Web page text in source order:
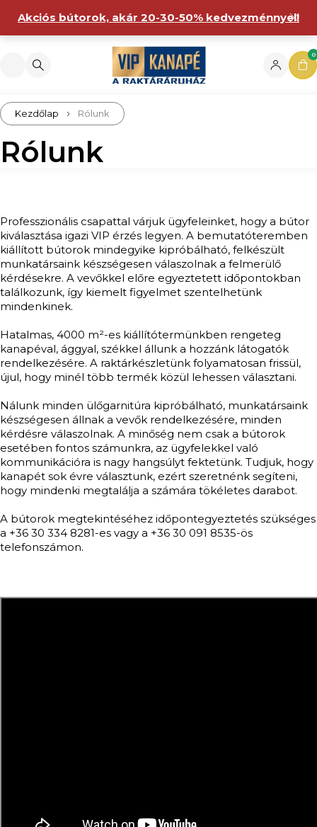
Akciós bútorok, akár 20-30-50% kedvezménnyel!
0
Kezdőlap Rólunk
Rólunk
Professzionális csapattal várjuk ügyfeleinket, hogy a bútor
kiválasztása igazi VIP érzés legyen. A bemutatóteremben
kiállított bútorok mindegyike kipróbálható, felkészült
munkatársaink készségesen válaszolnak a felmerülő
kérdésekre. A vevőkkel előre egyeztetett időpontokban
találkozunk, így kiemelt figyelmet szentelhetünk
mindenkinek.
Hatalmas, 4000 m²-es kiállítótermünkben rengeteg
kanapéval, ággyal, székkel állunk a hozzánk látogatók
rendelkezésére. A raktárkészletünk folyamatosan frissül,
újul, hogy minél több termék közül lehessen választani.
Nálunk minden ülőgarnitúra kipróbálható, munkatársaink
készségesen állnak a vevők rendelkezésére, minden
kérdésre válaszolnak. A minőség nem csak a bútorok
esetében fontos számunkra, az ügyfelekkel való
kommunikációra is nagy hangsúlyt fektetünk. Tudjuk, hogy
kanapét sok évre választunk, ezért szeretnénk segíteni,
hogy mindenki megtalálja a számára tökéletes darabot.
A bútorok megtekintéséhez időpontegyeztetés szükséges
a +36 30 334 8281-es vagy a +36 30 091 8535-ös
telefonszámon.